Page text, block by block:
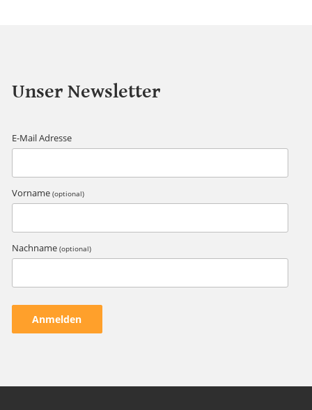
Unser Newsletter
E-Mail Adresse
Vorname (optional)
Nachname (optional)